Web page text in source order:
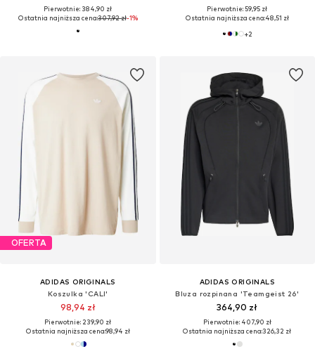
Pierwotnie: 384,90 zł
Ostatnia najniższa cena:307,92 zł-1%
Pierwotnie: 59,95 zł
Ostatnia najniższa cena:48,51 zł
+2
OFERTA
ADIDAS ORIGINALS
Koszulka 'CALI'
98,94 zł
Pierwotnie: 239,90 zł
Ostatnia najniższa cena:98,94 zł
ADIDAS ORIGINALS
Bluza rozpinana 'Teamgeist 26'
364,90 zł
Pierwotnie: 407,90 zł
Ostatnia najniższa cena:326,32 zł